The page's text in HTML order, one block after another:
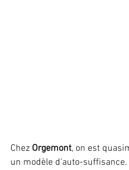
Chez Orgemont, on est
un modèle d’auto-suffisance.